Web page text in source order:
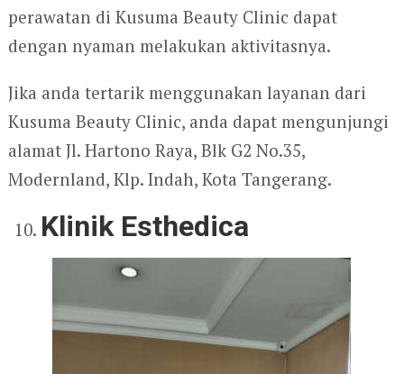
perawatan di Kusuma Beauty Clinic dapat
dengan nyaman melakukan aktivitasnya.
Jika anda tertarik menggunakan layanan dari
Kusuma Beauty Clinic, anda dapat mengunjungi
alamat Jl. Hartono Raya, Blk G2 No.35,
Modernland, Klp. Indah, Kota Tangerang.
Klinik Esthedica